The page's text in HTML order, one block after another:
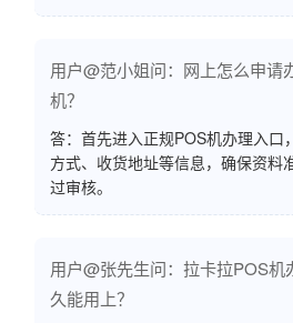
用户@范小姐问：网上怎么申请
机？
答：首先进入正规POS机办理入口
方式、收货地址等信息，确保资料
过审核。
用户@张先生问：拉卡拉POS机
久能用上？